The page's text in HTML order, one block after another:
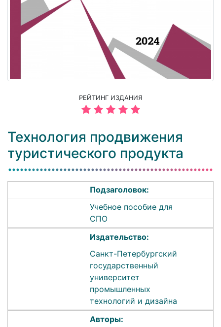
РЕЙТИНГ ИЗДАНИЯ
Технология продвижения
туристического продукта
Подзаголовок:
Учебное пособие для
СПО
Издательство:
Санкт-Петербургский
государственный
университет
промышленных
технологий и дизайна
Авторы: